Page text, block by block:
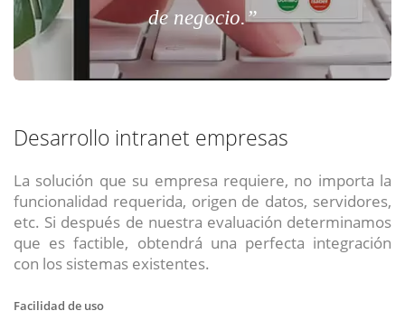
de negocio.”
Desarrollo intranet empresas
La solución que su empresa requiere, no importa la
funcionalidad requerida, origen de datos, servidores,
etc. Si después de nuestra evaluación determinamos
que es factible, obtendrá una perfecta integración
con los sistemas existentes.
Facilidad de uso